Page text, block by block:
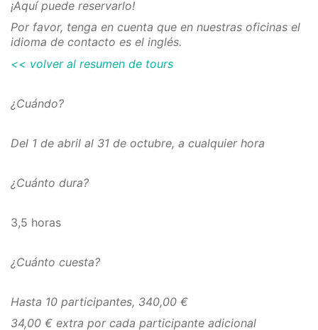
¡Aquí puede reservarlo!
Por favor, tenga en cuenta que en nuestras oficinas el
idioma de contacto es el inglés.
<< volver al resumen de tours
¿Cuándo?
Del 1 de abril al 31 de octubre, a cualquier hora
¿Cuánto dura?
3,5 horas
¿Cuánto cuesta?
Hasta 10 participantes, 340,00 €
34,00 € extra por cada participante adicional